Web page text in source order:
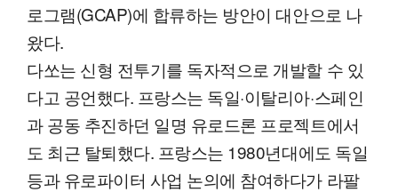
로그램(GCAP)에 합류하는 방안이 대안으로 나
왔다.
다쏘는 신형 전투기를 독자적으로 개발할 수 있
다고 공언했다. 프랑스는 독일·이탈리아·스페인
과 공동 추진하던 일명 유로드론 프로젝트에서
도 최근 탈퇴했다. 프랑스는 1980년대에도 독일
등과 유로파이터 사업 논의에 참여하다가 라팔